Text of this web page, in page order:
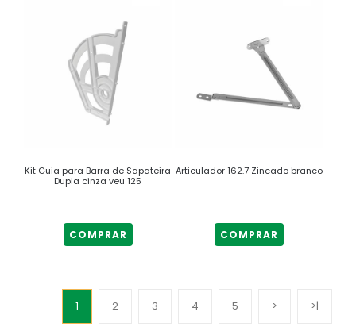
Kit Guia para Barra de Sapateira
Dupla cinza veu 125
COMPRAR
Articulador 162.7 Zincado branco
COMPRAR
1 2 3 4 5 > >|